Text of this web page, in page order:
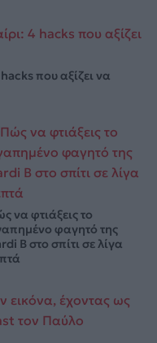
που αξίζει να
να φτιάξεις το
φαγητό της
B στο σπίτι σε λίγα